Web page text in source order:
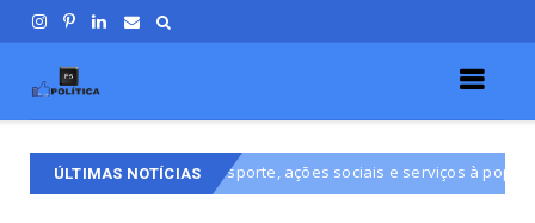
ÚLTIMAS NOTÍCIAS
em esporte, ações sociais e serviços à população do DF